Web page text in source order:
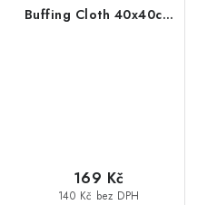
Buffing Cloth 40x40cm
140 Kč bez DPH
169 Kč